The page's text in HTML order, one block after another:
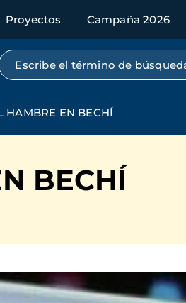
Proyectos Campaña 2026
Búsqueda por texto completo
HAMBRE EN BECHÍ
BECHÍ